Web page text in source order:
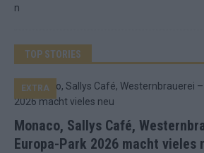
TOP STORIES
Monaco, Sallys Café,
Europa-Park 2026 macht vieles
EXTRA